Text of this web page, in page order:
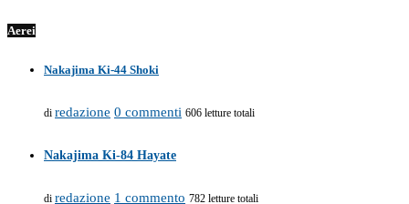
Aerei
Nakajima Ki-44 Shoki
di redazione 0 commenti 606 letture totali
Nakajima Ki-84 Hayate
di redazione 1 commento 782 letture totali